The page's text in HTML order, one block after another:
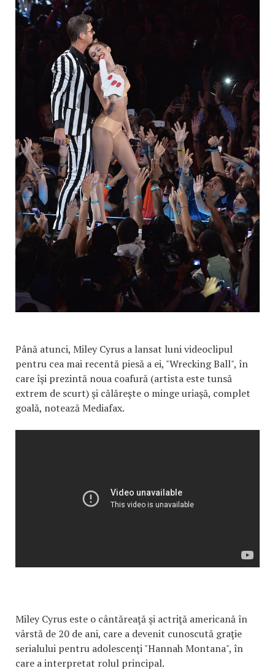
Până atunci, Miley Cyrus a lansat luni videoclipul
pentru cea mai recentă piesă a ei, "Wrecking Ball", în
care îşi prezintă noua coafură (artista este tunsă
extrem de scurt) şi călăreşte o minge uriaşă, complet
goală, notează Mediafax.
Miley Cyrus este o cântăreaţă şi actriţă americană în
vârstă de 20 de ani, care a devenit cunoscută graţie
serialului pentru adolescenţi "Hannah Montana", în
care a interpretat rolul principal.